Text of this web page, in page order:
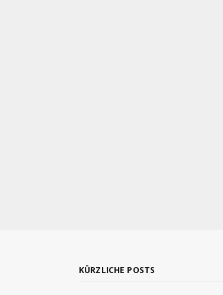
KÜRZLICHE POSTS